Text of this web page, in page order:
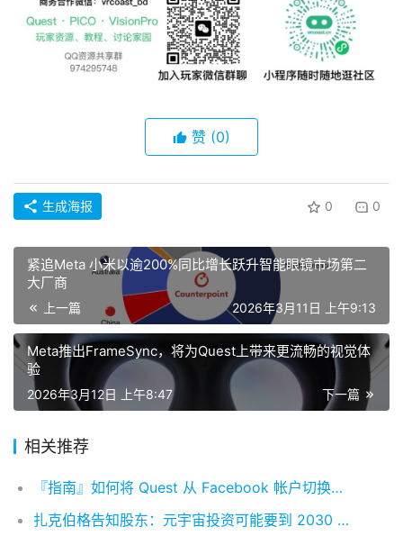
赞 (0)
生成海报 0 0
紧追Meta 小米以逾200%同比增长跃升智能眼镜市场第二
大厂商
上一篇 2026年3月11日 上午9:13
Meta推出FrameSync，将为Quest上带来更流畅的视觉体
验
下一篇
2026年3月12日 上午8:47
相关推荐
『指南』如何将 Quest 从 Facebook 帐户切换到 Meta 帐户
扎克伯格告知股东：元宇宙投资可能要到 2030 年才会看到回报